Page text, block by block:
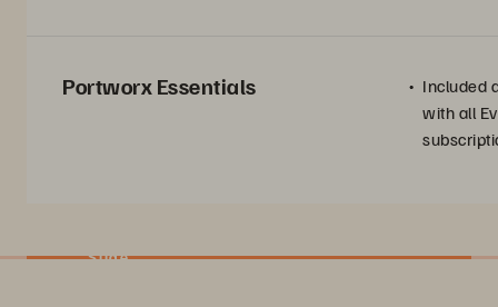
Portworx Essentials
Included
with all
Slide